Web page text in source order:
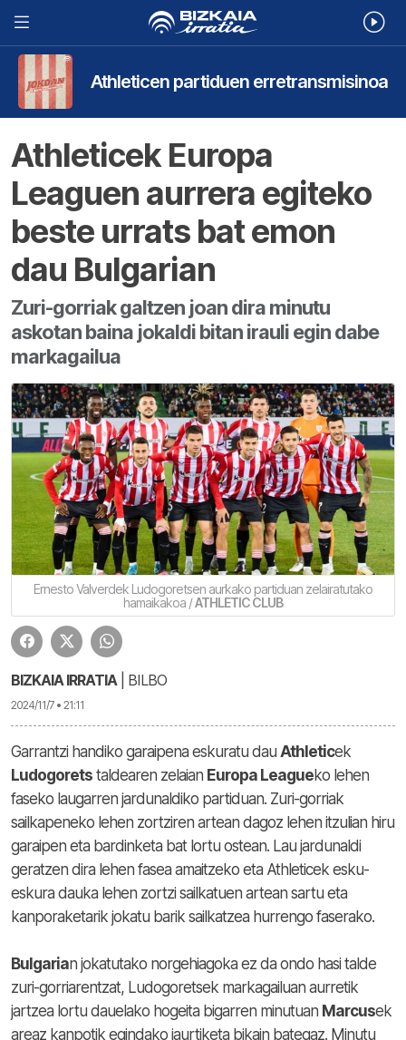
Athleticen partiduen erretransmisinoa
Athleticek Europa
Leaguen aurrera egiteko
beste urrats bat emon
dau Bulgarian
Zuri-gorriak galtzen joan dira minutu
askotan baina jokaldi bitan irauli egin dabe
markagailua
Ernesto Valverdek Ludogoretsen aurkako partiduan zelairatutako
hamaikakoa /ATHLETIC CLUB
BIZKAIA IRRATIA| BILBO
2024/11/7 • 21:11
Garrantzi handiko garaipena eskuratu dau Athleticek
Ludogorets taldearen zelaian Europa Leagueko lehen
faseko laugarren jardunaldiko partiduan. Zuri-gorriak
sailkapeneko lehen zortziren artean dagoz lehen itzulian hiru
garaipen eta bardinketa bat lortu ostean. Lau jardunaldi
geratzen dira lehen fasea amaitzeko eta Athleticek esku-
eskura dauka lehen zortzi sailkatuen artean sartu eta
kanporaketarik jokatu barik sailkatzea hurrengo faserako.
Bulgarian jokatutako norgehiagoka ez da ondo hasi talde
zuri-gorriarentzat, Ludogoretsek markagailuan aurretik
jartzea lortu dauelako hogeita bigarren minutuan Marcusek
areaz kanpotik egindako jaurtiketa bikain bategaz. Minutu